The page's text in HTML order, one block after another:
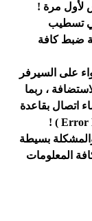
لأول مرة !
تسطيب
ضبط كافة
على السيرفر
، ربما
اتصال بقاعدة
بسيطة
المعلومات